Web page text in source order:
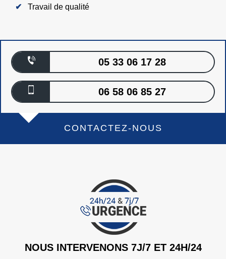
Travail de qualité
05 33 06 17 28
06 58 06 85 27
CONTACTEZ-NOUS
NOUS INTERVENONS 7J/7 ET 24H/24